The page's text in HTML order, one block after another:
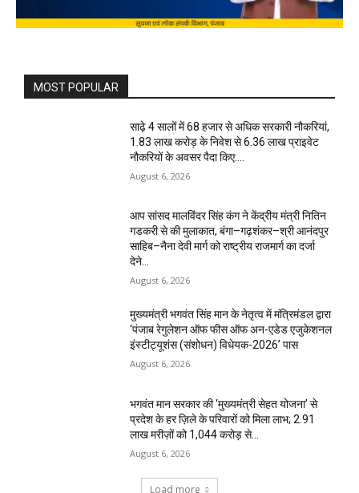
MOST POPULAR
साढ़े 4 सालों में 68 हजार से अधिक सरकारी नौकरियां,
1.83 लाख करोड़ के निवेश से 6.36 लाख प्राइवेट
नौकरियों के अवसर पैदा किए:...
August 6, 2026
आप सांसद मालविंदर सिंह कंग ने केंद्रीय मंत्री नितिन
गडकरी से की मुलाकात, बंगा–गढ़शंकर–श्री आनंदपुर
साहिब–नैना देवी मार्ग को राष्ट्रीय राजमार्ग का दर्जा
देने...
August 6, 2026
मुख्यमंत्री भगवंत सिंह मान के नेतृत्व में मंत्रिमंडल द्वारा
‘पंजाब रेगुलेशन ऑफ फीस ऑफ अन-एडेड एजुकेशनल
इंस्टीट्यूशंस (संशोधन) विधेयक-2026’ पास
August 6, 2026
भगवंत मान सरकार की ‘मुख्यमंत्री सेहत योजना’ से
प्रदेश के हर ज़िले के परिवारों को मिला लाभ; 2.91
लाख मरीज़ों को ₹1,044 करोड़ से...
August 6, 2026
Load more